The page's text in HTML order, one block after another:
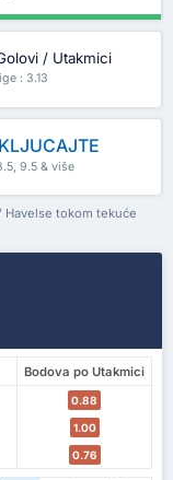
/ Utakmici
: 3.13
9.5 & više
Havelse tokom tekuće
Bodova po Utakmici
0.88
1.00
0.76